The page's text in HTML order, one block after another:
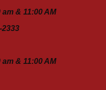
& 11:00 AM
& 11:00 AM